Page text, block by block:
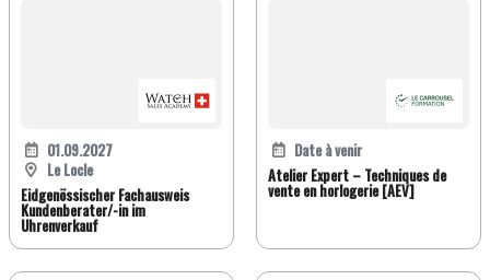
01.09.2027
Le Locle
Eidgenössischer Fachausweis
Kundenberater/-in im
Uhrenverkauf
Date à venir
Atelier Expert – Techniques de
vente en horlogerie [AEV]